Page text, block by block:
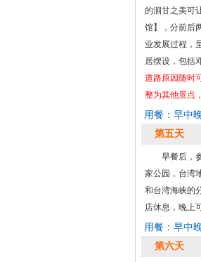
的洄甘之美可
馆】，分前后
业发展过程，
居摆设，包括
道路原因随时
整为其他景点
用餐：早中
第五天
早餐后，
家公园，台湾
和台湾海峡的
店休息，晚上
用餐：早中
第六天